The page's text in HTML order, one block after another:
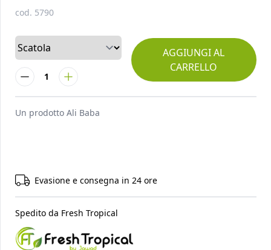
cod. 5790
1
AGGIUNGI AL
CARRELLO
Un prodotto Ali Baba